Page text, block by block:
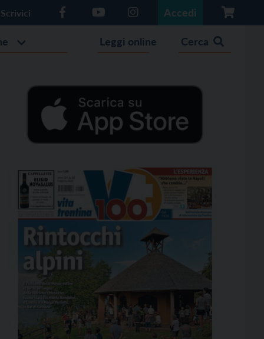
Scrivici Accedi
Leggi online Cerca